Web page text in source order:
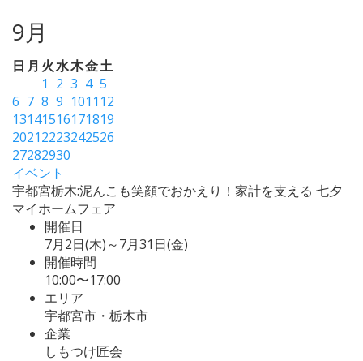
9月
日 月 火水木金土
1 2 3 4 5
6 7 8 9 1011 12
13141516171819
20212223242526
27282930
イベント
宇都宮栃木:泥んこも笑顔でおかえり！家計を支える 七夕
マイホームフェア
開催日
7月2日(木)～7月31日(金)
開催時間
10:00〜17:00
エリア
宇都宮市・栃木市
企業
しもつけ匠会